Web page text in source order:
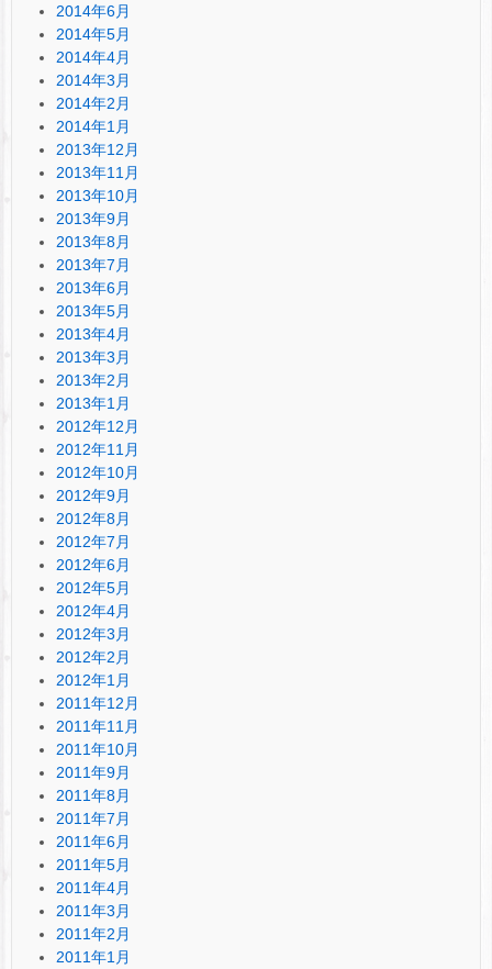
2014年6月
2014年5月
2014年4月
2014年3月
2014年2月
2014年1月
2013年12月
2013年11月
2013年10月
2013年9月
2013年8月
2013年7月
2013年6月
2013年5月
2013年4月
2013年3月
2013年2月
2013年1月
2012年12月
2012年11月
2012年10月
2012年9月
2012年8月
2012年7月
2012年6月
2012年5月
2012年4月
2012年3月
2012年2月
2012年1月
2011年12月
2011年11月
2011年10月
2011年9月
2011年8月
2011年7月
2011年6月
2011年5月
2011年4月
2011年3月
2011年2月
2011年1月